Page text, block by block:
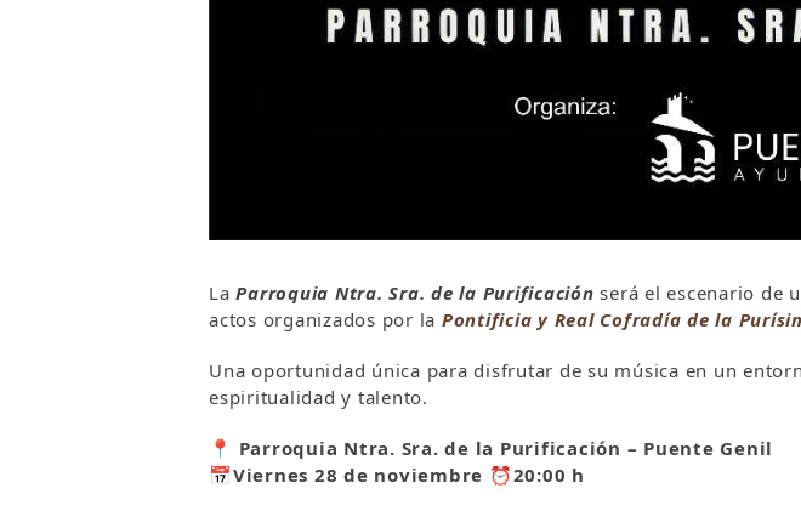
La Parroquia Ntra. Sra. de la Purificación será el escenario de
actos organizados por la Pontificia y Real Cofradía de la
Una oportunidad única para disfrutar de su música en un
espiritualidad y talento.
📍 Parroquia Ntra. Sra. de la Purificación – Puente Genil
📅Viernes 28 de noviembre ⏰20:00 h